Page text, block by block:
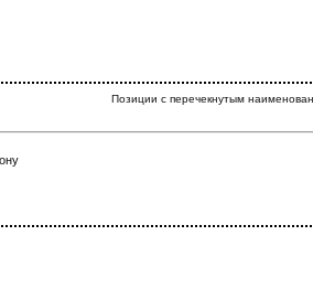
Позиции с перечекнутым